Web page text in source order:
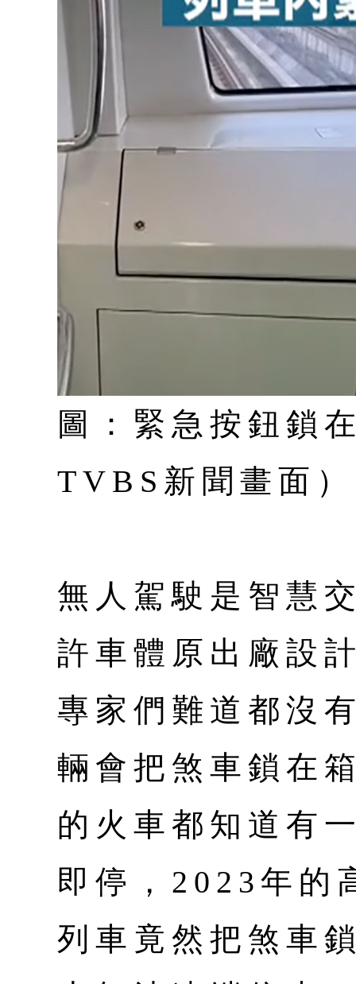
圖：緊急按鈕鎖
TVBS新聞畫面）
無人駕駛是智慧
許車體原出廠設
專家們難道都沒
輛會把煞車鎖在
的火車都知道有
即停，2023年的
列車竟然把煞車